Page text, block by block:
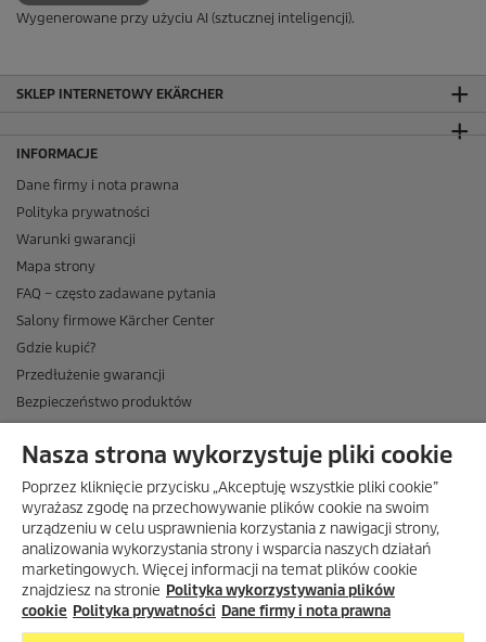
Wygenerowane przy użyciu AI (sztucznej inteligencji).
SKLEP INTERNETOWY EKÄRCHER
INFORMACJE
Dane firmy i nota prawna
Polityka prywatności
Warunki gwarancji
Mapa strony
FAQ – często zadawane pytania
Salony firmowe Kärcher Center
Gdzie kupić?
Przedłużenie gwarancji
Bezpieczeństwo produktów
Newsletter Kärcher
ADRES
BIURO OBSŁUGI KLIENTA
OPINIE O EKÄRCHER
DOSTAWA W EKÄRCHER
METODY PŁATNOŚCI DOSTĘPNE W EKÄRCHER
Nasza strona wykorzystuje pliki cookie
Poprzez kliknięcie przycisku „Akceptuję wszystkie pliki cookie”
wyrażasz zgodę na przechowywanie plików cookie na swoim
urządzeniu w celu usprawnienia korzystania z nawigacji strony,
analizowania wykorzystania strony i wsparcia naszych działań
marketingowych. Więcej informacji na temat plików cookie
znajdziesz na stronie Polityka wykorzystywania plików
cookie Polityka prywatności Dane firmy i nota prawna